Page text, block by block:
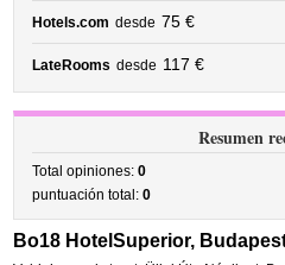
Hotels.com desde 75 €
LateRooms desde 117 €
Resumen
Total opiniones:0
puntuación total:0
Bo18 HotelSuperior,